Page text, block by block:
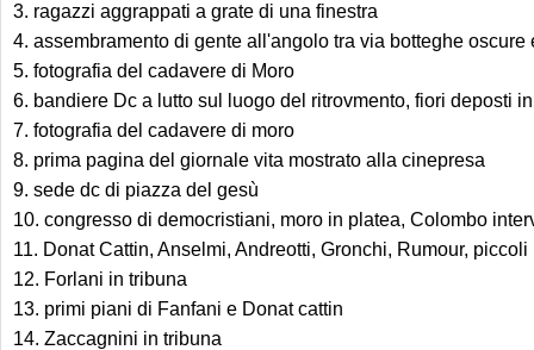
3. ragazzi aggrappati a grate di una finestra
4. assembramento di gente all'angolo tra via botteghe oscure
5. fotografia del cadavere di Moro
6. bandiere Dc a lutto sul luogo del ritrovmento, fiori deposti
7. fotografia del cadavere di moro
8. prima pagina del giornale vita mostrato alla cinepresa
9. sede dc di piazza del gesù
10. congresso di democristiani, moro in platea, Colombo
11. Donat Cattin, Anselmi, Andreotti, Gronchi, Rumour, piccoli
12. Forlani in tribuna
13. primi piani di Fanfani e Donat cattin
14. Zaccagnini in tribuna